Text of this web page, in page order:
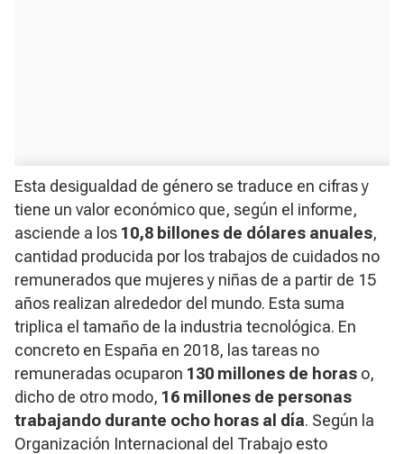
Esta desigualdad de género se traduce en cifras y
tiene un valor económico que, según el informe,
asciende a los 10,8 billones de dólares anuales,
cantidad producida por los trabajos de cuidados no
remunerados que mujeres y niñas de a partir de 15
años realizan alrededor del mundo. Esta suma
triplica el tamaño de la industria tecnológica. En
concreto en España en 2018, las tareas no
remuneradas ocuparon 130 millones de horas o,
dicho de otro modo, 16 millones de personas
trabajando durante ocho horas al día. Según la
Organización Internacional del Trabajo esto